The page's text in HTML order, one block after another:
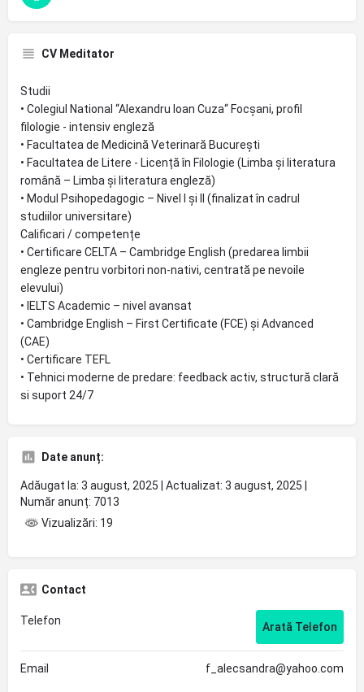
CV Meditator
Studii
• Colegiul National “Alexandru Ioan Cuza“ Focșani, profil
filologie - intensiv engleză
• Facultatea de Medicină Veterinară București
• Facultatea de Litere - Licență în Filologie (Limba și literatura
română – Limba și literatura engleză)
• Modul Psihopedagogic – Nivel I și II (finalizat în cadrul
studiilor universitare)
Calificari / competențe
• Certificare CELTA – Cambridge English (predarea limbii
engleze pentru vorbitori non-nativi, centrată pe nevoile
elevului)
• IELTS Academic – nivel avansat
• Cambridge English – First Certificate (FCE) și Advanced
(CAE)
• Certificare TEFL
• Tehnici moderne de predare: feedback activ, structură clară
si suport 24/7
Date anunț:
Adăugat la: 3 august, 2025 | Actualizat: 3 august, 2025 |
Număr anunț: 7013
Vizualizări: 19
Contact
Telefon Arată Telefon
Email f_alecsandra@yahoo.com